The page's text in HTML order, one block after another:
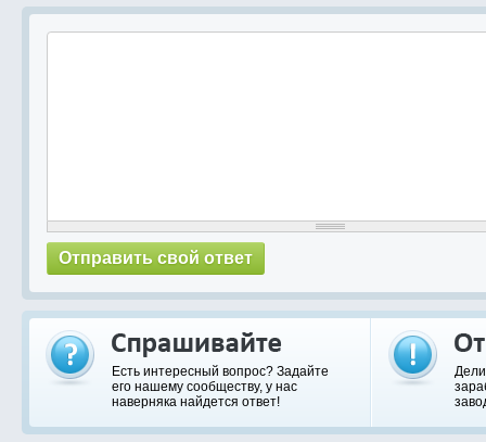
Есть интересный вопрос? Задайте
его нашему сообществу, у нас
наверняка найдется ответ!